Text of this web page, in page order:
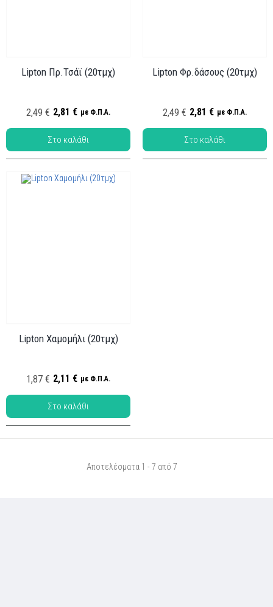
Lipton Πρ.Τσάϊ (20τμχ)
2,49 € 2,81 € με Φ.Π.Α.
Lipton Φρ.δάσους (20τμχ)
2,49 € 2,81 € με Φ.Π.Α.
Lipton Χαμομήλι (20τμχ)
1,87 € 2,11 € με Φ.Π.Α.
Αποτελέσματα 1 - 7 από 7